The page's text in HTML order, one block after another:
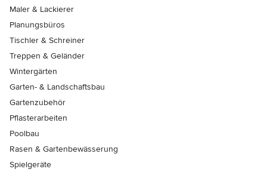
Maler & Lackierer
Planungsbüros
Tischler & Schreiner
Treppen & Geländer
Wintergärten
Garten- & Landschaftsbau
Gartenzubehör
Pflasterarbeiten
Poolbau
Rasen & Gartenbewässerung
Spielgeräte